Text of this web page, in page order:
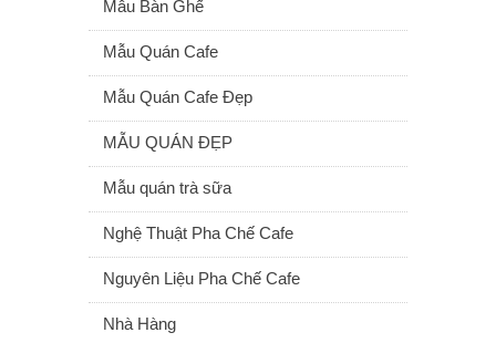
Mẫu Bàn Ghế
Mẫu Quán Cafe
Mẫu Quán Cafe Đẹp
MẪU QUÁN ĐẸP
Mẫu quán trà sữa
Nghệ Thuật Pha Chế Cafe
Nguyên Liệu Pha Chế Cafe
Nhà Hàng